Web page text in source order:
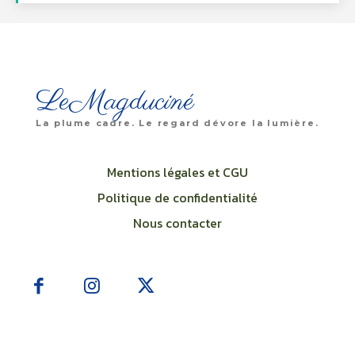
LeMagduciné
La plume cadre. Le regard dévore la lumière.
Mentions légales et CGU
Politique de confidentialité
Nous contacter